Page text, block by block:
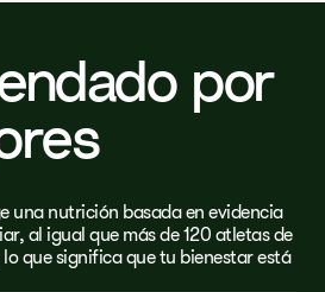
por
una nutrición basada en evidencia
al igual que más de 120 atletas de
que significa que tu bienestar está